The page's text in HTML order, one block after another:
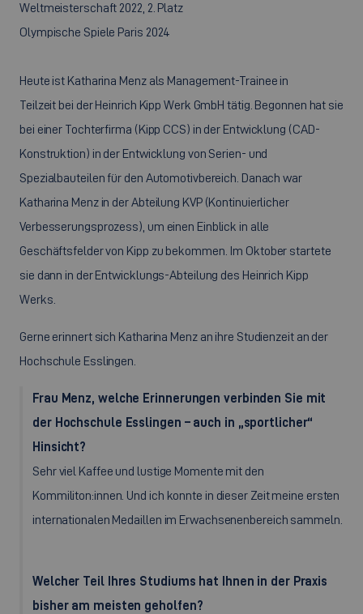
Weltmeisterschaft 2022, 2. Platz
Olympische Spiele Paris 2024
Heute ist Katharina Menz als Management-Trainee in
Teilzeit bei der Heinrich Kipp Werk GmbH tätig. Begonnen hat sie
bei einer Tochterfirma (Kipp CCS) in der Entwicklung (CAD-
Konstruktion) in der Entwicklung von Serien- und
Spezialbauteilen für den Automotivbereich. Danach war
Katharina Menz in der Abteilung KVP (Kontinuierlicher
Verbesserungsprozess), um einen Einblick in alle
Geschäftsfelder von Kipp zu bekommen. Im Oktober startete
sie dann in der Entwicklungs-Abteilung des Heinrich Kipp
Werks.
Gerne erinnert sich Katharina Menz an ihre Studienzeit an der
Hochschule Esslingen.
Frau Menz, welche Erinnerungen verbinden Sie mit
der Hochschule Esslingen – auch in „sportlicher“
Hinsicht?
Sehr viel Kaffee und lustige Momente mit den
Kommiliton:innen. Und ich konnte in dieser Zeit meine ersten
internationalen Medaillen im Erwachsenenbereich sammeln.
Welcher Teil Ihres Studiums hat Ihnen in der Praxis
bisher am meisten geholfen?